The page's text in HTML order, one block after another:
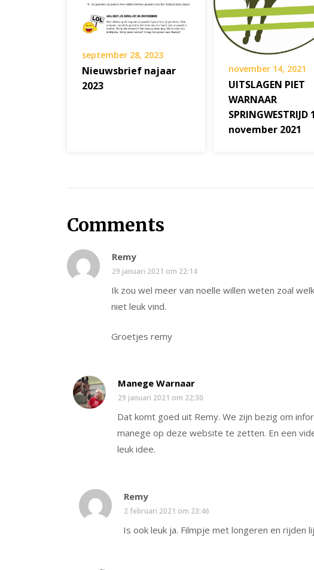
september 28, 2023
Nieuwsbrief najaar
2023
november 14, 2021
UITSLAGEN PIET
WARNAAR
SPRINGWESTRIJD
november 2021
Comments
Remy
29 januari 2021 om 22:14
Ik zou wel meer van noelle willen weten zoal
niet leuk vind.
Groetjes remy
Manege Warnaar
29 januari 2021 om 22:30
Dat komt goed uit Remy. We zijn bezig om
manege op deze website te zetten. En een
leuk idee.
Remy
2 februari 2021 om 23:46
Is ook leuk ja. Filmpje met longeren en rijden